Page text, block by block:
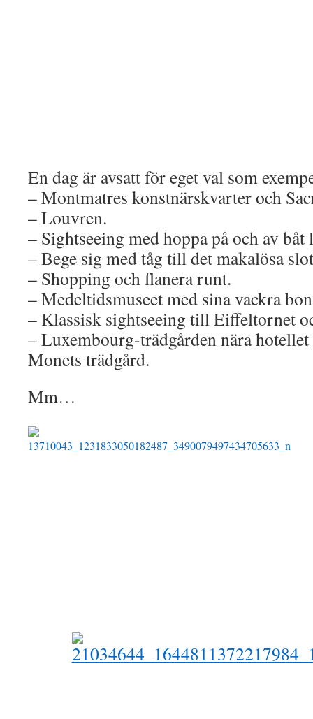
En dag är avsatt för eget val som
– Montmatres konstnärskvarter och
– Louvren.
– Sightseeing med hoppa på och av båt
– Bege sig med tåg till det makalösa
– Shopping och flanera runt.
– Medeltidsmuseet med sina vackra
– Klassisk sightseeing till Eiffeltornet
– Luxembourg-trädgården nära
Monets trädgård.
Mm…